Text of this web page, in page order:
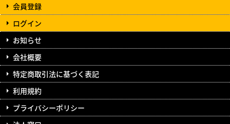
会員登録
ログイン
お知らせ
会社概要
特定商取引法に基づく表記
利用規約
プライバシーポリシー